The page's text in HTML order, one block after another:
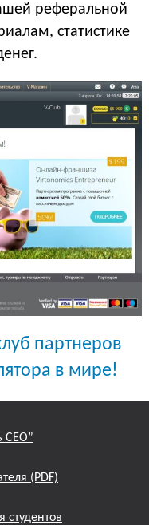
реферальной
статистике
партнеров
в мире!
СЕО”
(PDF)
студентов